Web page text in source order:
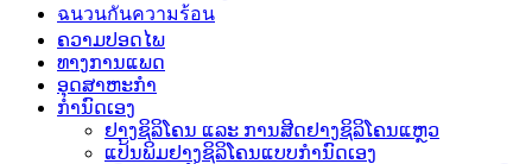
ฉนวนกันความร้อน
ຄວາມປອດໄພ
ທາງການແພດ
ອຸດສາຫະກຳ
ກຳນົດເອງ
ຢາງຊິລິໂຄນ ແລະ ການສີດຢາງຊິລິໂຄນແຫຼວ
ແປ້ນພິມຢາງຊິລິໂຄນແບບກຳນົດເອງ